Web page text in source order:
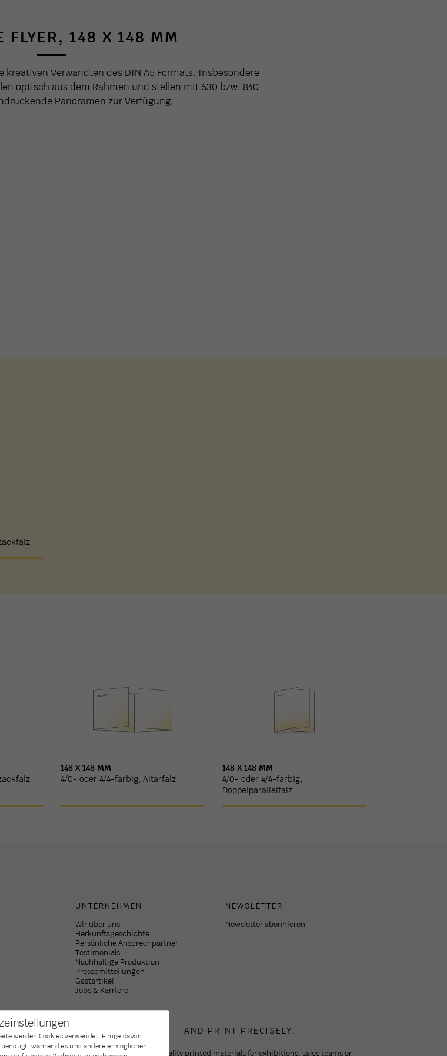
FLYER, 148 X 148 MM
Verwandten des DIN A5 Formats. Insbesondere
optisch aus dem Rahmen und stellen mit 630 bzw. 840
Panoramen zur Verfügung.
148 X 148 MM
4/0- oder 4/4-farbig, Altarfalz
148 X 148 MM
4/0- oder 4/4-farbig,
Doppelparallelfalz
UNTERNEHMEN
Wir über uns
Herkunftsgeschichte
Persönliche Ansprechpartner
Testimonials
Nachhaltige Produktion
Pressemitteilungen
Gastartikel
Jobs & Karriere
NEWSLETTER
Newsletter abonnieren
WE SPEAK ENGLISH – AND PRINT PRECISELY.
If you're planning high-quality printed materials for exhibitions, sales teams or
werden Cookies verwendet. Einige davon
während es uns andere ermöglichen,